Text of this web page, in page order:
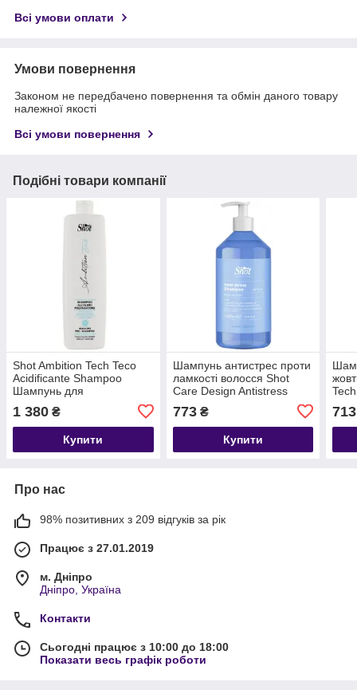
Всі умови оплати
Умови повернення
Законом не передбачено повернення та обмін даного товару
належної якості
Всі умови повернення
Подібні товари компанії
Shot Ambition Tech Teco
Acidificante Shampoo
Шампунь для
використання до технічних
процедур
1 380 ₴
Купити
Шампунь антистрес проти
ламкості волосся Shot
Care Design Antistress
773₴
Купити
713
Про нас
98% позитивних з 209 відгуків за рік
Працює з 27.01.2019
м. Дніпро
Дніпро, Україна
Контакти
Сьогодні працює з 10:00 до 18:00
Показати весь графік роботи